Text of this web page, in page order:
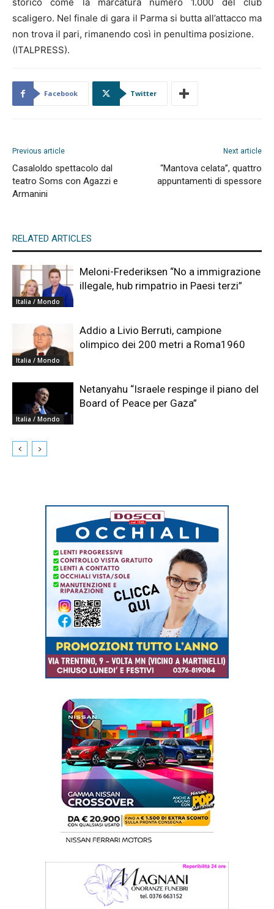
scaligero. Nel finale di gara il Parma si butta all’attacco ma
non trova il pari, rimanendo così in penultima posizione.
(ITALPRESS).
Facebook Twitter
Previous article
Casaloldo spettacolo dal
teatro Soms con Agazzi e
Armanini
Next article
“Mantova celata”, quattro
appuntamenti di spessore
RELATED ARTICLES
Italia / Mondo
Meloni-Frederiksen “No a immigrazione
illegale, hub rimpatrio in Paesi terzi”
Italia / Mondo
Addio a Livio Berruti, campione
olimpico dei 200 metri a Roma1960
Italia / Mondo
Netanyahu “Israele respinge il piano del
Board of Peace per Gaza”